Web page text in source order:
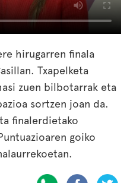
hirugarren finala
Txapelketa
zuen bilbotarrak eta
sortzen joan da.
finalerdietako
goiko